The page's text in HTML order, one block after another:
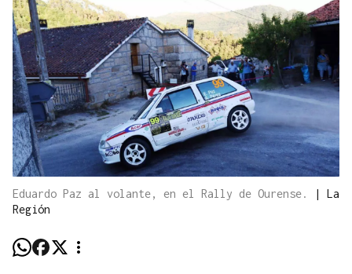
Eduardo Paz al volante, en el Rally de Ourense. | La
Región